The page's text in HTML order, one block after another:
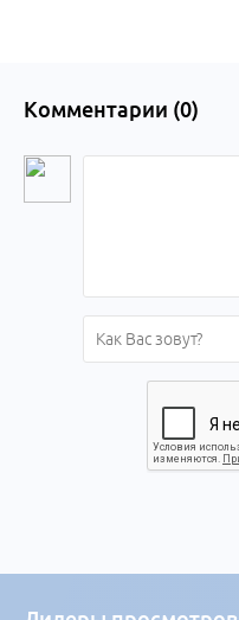
Комментарии (0)